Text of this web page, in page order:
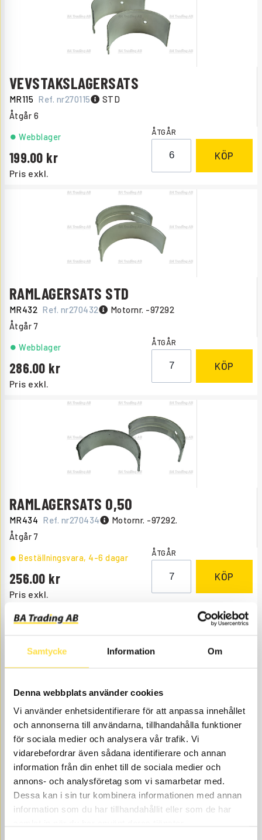
Samtycke Information Om
Denna webbplats använder cookies
Vi använder enhetsidentifierare för att anpassa innehållet
och annonserna till användarna, tillhandahålla funktioner
för sociala medier och analysera vår trafik. Vi
vidarebefordrar även sådana identifierare och annan
information från din enhet till de sociala medier och
annons- och analysföretag som vi samarbetar med.
Dessa kan i sin tur kombinera informationen med annan
information som du har tillhandahållit eller som de har
VEVSTAKSLAGERSATS
MR115 Ref. nr270115 STD
Åtgår 6
Pris exkl.
199.00
Webblager ÅTGÅR
KÖP
RAMLAGERSATS STD
MR432 Ref. nr270432 Motornr. -97292
Åtgår 7
Pris exkl.
286.00
Webblager ÅTGÅR
KÖP
RAMLAGERSATS 0,50
MR434 Ref. nr270434 Motornr. -97292.
Åtgår 7
Pris exkl.
256.00
Beställningsvara, 4-6 dagar ÅTGÅR
KÖP
RAMLAGERSATS 0,25
MR433 Ref. nr270433 Motornr: -97292
Pris exkl.
270.00
Webblager ÅTGÅR
KÖP